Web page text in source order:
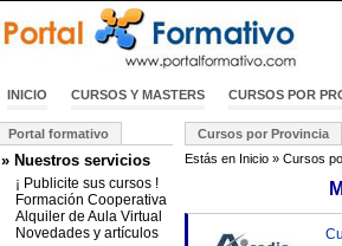
INICIO CURSOS Y MASTERS CURSOS POR
Portal formativo
» Nuestros servicios
¡ Publicite sus cursos !
Formación Cooperativa
Alquiler de Aula Virtual
Novedades y artículos
Cursos por Provincia
Estás en Inicio » Cursos